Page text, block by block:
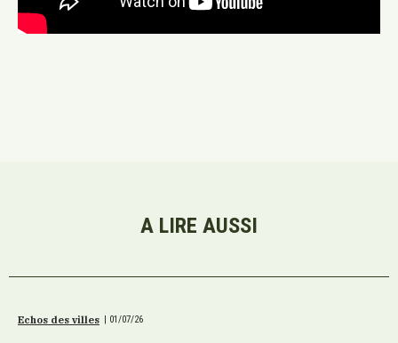
A LIRE AUSSI
Echos des villes | 01/07/26